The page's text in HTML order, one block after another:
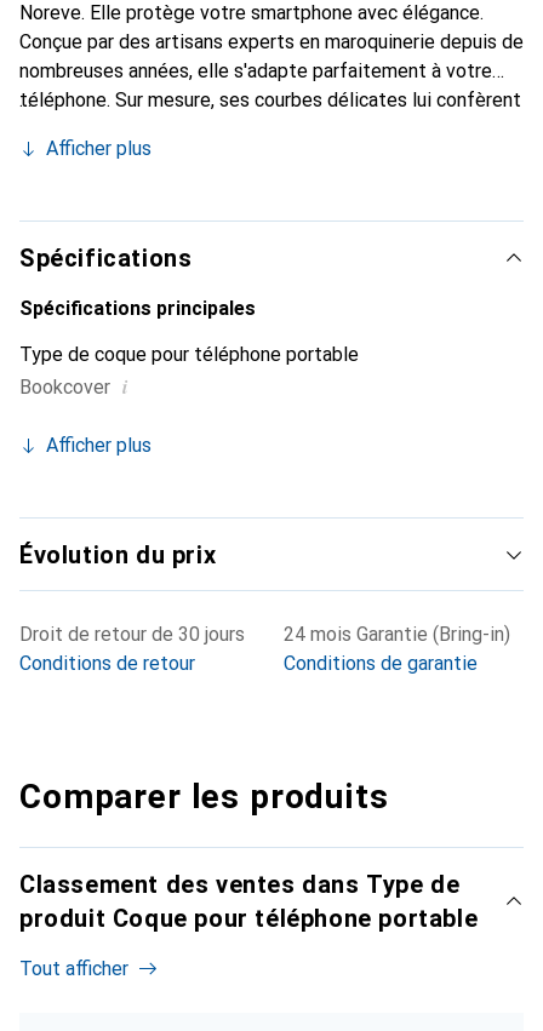
Noreve. Elle protège votre smartphone avec élégance.
Conçue par des artisans experts en maroquinerie depuis de
nombreuses années, elle s'adapte parfaitement à votre
téléphone. Sur mesure, ses courbes délicates lui confèrent
et indispensable de votre smartphone. Reconnaître
marque Noreve est un choix sûr pour une clientèle
exigeante.
Afficher plus
Spécifications
Spécifications principales
Type de coque pour téléphone portable
Bookcover i
Afficher plus
Évolution du prix
Droit de retour de 30 jours
Conditions de retour
24 mois Garantie (Bring-in)
Conditions de garantie
Comparer les produits
Classement des ventes dans Type de
produit Coque pour téléphone portable
Tout afficher